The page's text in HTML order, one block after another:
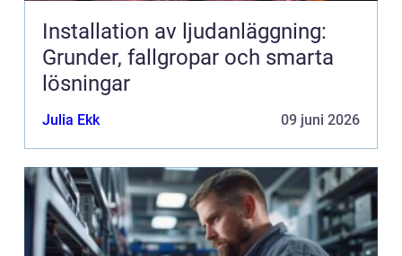
Installation av ljudanläggning:
Grunder, fallgropar och smarta
lösningar
Julia Ekk 09 juni 2026